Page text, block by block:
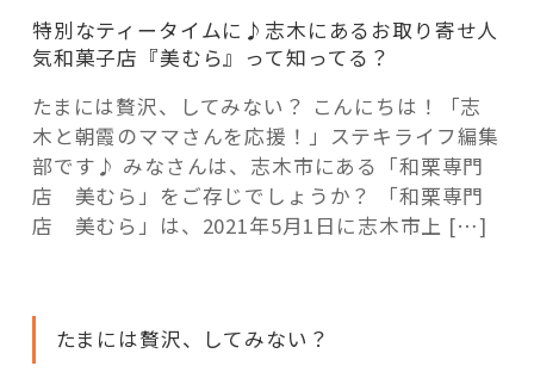
fleXe リノベ事例
「ひと」
協賛・協力店
特別なティータイムに♪志木にあるお取り寄せ人
気和菓子店『美むら』って知ってる？
たまには贅沢、してみない？ こんにちは！「志
木と朝霞のママさんを応援！」ステキライフ編集
部です♪ みなさんは、志木市にある「和栗専門
店 美むら」をご存じでしょうか？ 「和栗専門
店 美むら」は、2021年5月1日に志木市上 […]
たまには贅沢、してみない？